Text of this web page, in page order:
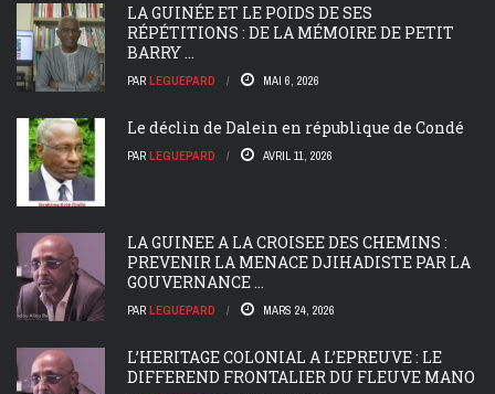
LA GUINÉE ET LE POIDS DE SES
RÉPÉTITIONS : DE LA MÉMOIRE DE PETIT
BARRY ...
PAR LEGUEPARD MAI 6, 2026
Le déclin de Dalein en république de Condé
PAR LEGUEPARD AVRIL 11, 2026
LA GUINEE A LA CROISEE DES CHEMINS :
PREVENIR LA MENACE DJIHADISTE PAR LA
GOUVERNANCE ...
PAR LEGUEPARD MARS 24, 2026
L’HERITAGE COLONIAL A L’EPREUVE : LE
DIFFEREND FRONTALIER DU FLEUVE MANO